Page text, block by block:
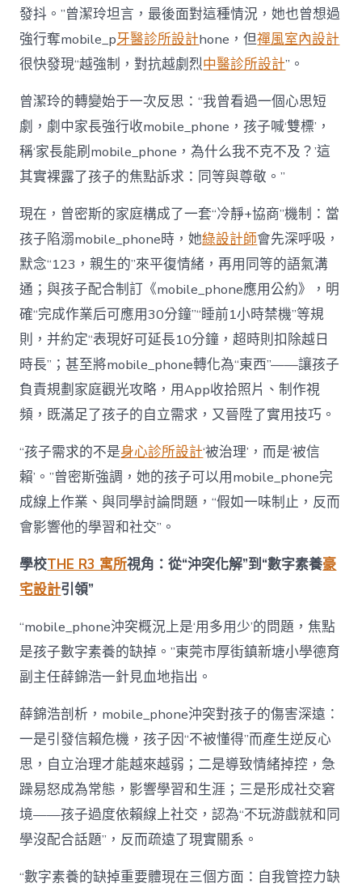
發抖。”曾潔玲坦言，最後面對這種情況，她也曾想過
強行奪mobile_p牙醫診所設計hone，但禪風室內設計
很快發現“越強制，對抗越劇烈中醫診所設計”。
曾潔玲的轉變始于一次反思：“我曾看過一個心思短
劇，劇中家長強行收mobile_phone，孩子喊‘雙標’，
稱‘家長能刷mobile_phone，為什么我不克不及？’這
其實裸露了孩子的焦點訴求：同等與尊敬。”
現在，曾密斯的家庭構成了一套“冷靜+協商”機制：當
孩子陷溺mobile_phone時，她綠設計師會先深呼吸，
默念“123，親生的”來平復情緒，再用同等的語氣溝
通；與孩子配合制訂《mobile_phone應用公約》，明
確“完成作業后可應用30分鐘”“睡前1小時禁機”等規
則，并約定“表現好可延長10分鐘，超時則扣除越日
時長”；甚至將mobile_phone轉化為“東西”——讓孩子
負責規劃家庭觀光攻略，用App收拾照片、制作視
頻，既滿足了孩子的自立需求，又晉陞了實用技巧。
“孩子需求的不是身心診所設計‘被治理’，而是‘被信
賴’。”曾密斯強調，她的孩子可以用mobile_phone完
成線上作業、與同學討論問題，“假如一味制止，反而
會影響他的學習和社交”。
學校THE R3 寓所視角：從“沖突化解”到“數字素養豪
宅設計引領”
“mobile_phone沖突概況上是‘用多用少’的問題，焦點
是孩子數字素養的缺掉。”東莞市厚街鎮新塘小學德育
副主任薛錦浩一針見血地指出。
薛錦浩剖析，mobile_phone沖突對孩子的傷害深遠：
一是引發信賴危機，孩子因“不被懂得”而產生逆反心
思，自立治理才能越來越弱；二是導致情緒掉控，急
躁易怒成為常態，影響學習和生涯；三是形成社交窘
境——孩子過度依賴線上社交，認為“不玩游戲就和同
學沒配合話題”，反而疏遠了現實關系。
“數字素養的缺掉重要體現在三個方面：自我管控力缺